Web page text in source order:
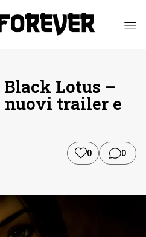
Black Lotus –
nuovi trailer e
0 0